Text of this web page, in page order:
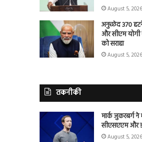
August 5, 2026
अनुच्छेद 370
और सीएम योगी
को सराहा
August 5, 2026
तकनीकी
मार्क जुकरबर्ग ने
सीएसएएम और
August 5, 2026